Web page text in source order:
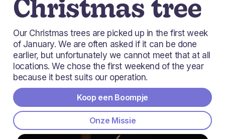
Christmas tree
Our Christmas trees are picked up in the first week
of January. We are often asked if it can be done
earlier, but unfortunately we cannot meet that at all
locations. We chose the first weekend of the year
because it best suits our operation.
Koop een Boompje
Onze Missie